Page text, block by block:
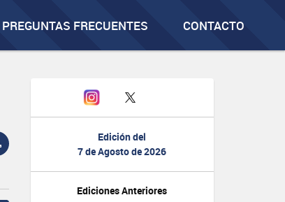
PREGUNTAS FRECUENTES CONTACTO
Edición del
7 de Agosto de 2026
Ediciones Anteriores